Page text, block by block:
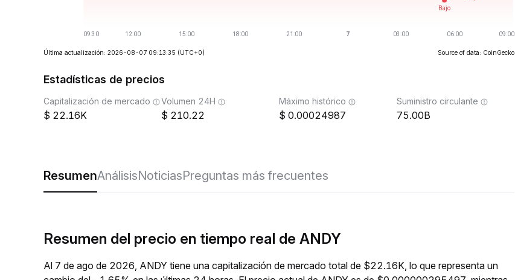
Última actualización: 2026-08-07 09:13:35 (UTC+0) Source of data: CoinGecko
Estadísticas de precios
Capitalización de mercado
22.16K
Volumen 24H
210.22
Máximo histórico
0.00024987
Suministro circulante
75.00B
ResumenAnálisisNoticiasPreguntas más frecuentes
Resumen del precio en tiempo real de ANDY
Al 7 de ago de 2026, ANDY tiene una capitalización de mercado total de $22.16K, lo que representa un